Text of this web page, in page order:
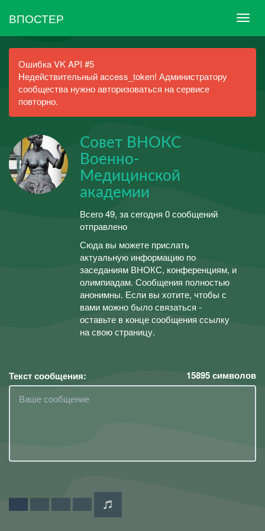
ВПОСТЕР
Ошибка VK API #5
Недействительный access_token! Администратору
сообщества нужно авторизоваться на сервисе
повторно.
Совет ВНОКС
Военно-
Медицинской
академии
Всего 49, за сегодня 0 сообщений
отправлено
Сюда вы можете прислать
актуальную информацию по
заседаниям ВНОКС, конференциям, и
олимпиадам. Сообщения полностью
анонимны. Если вы хотите, чтобы с
вами можно было связаться -
оставьте в конце сообщения ссылку
на свою страницу.
Текст сообщения: 15895символов